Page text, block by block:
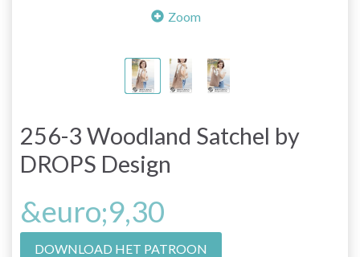
Zoom
256-3 Woodland Satchel by
DROPS Design
&euro;9,30
DOWNLOAD HET PATROON